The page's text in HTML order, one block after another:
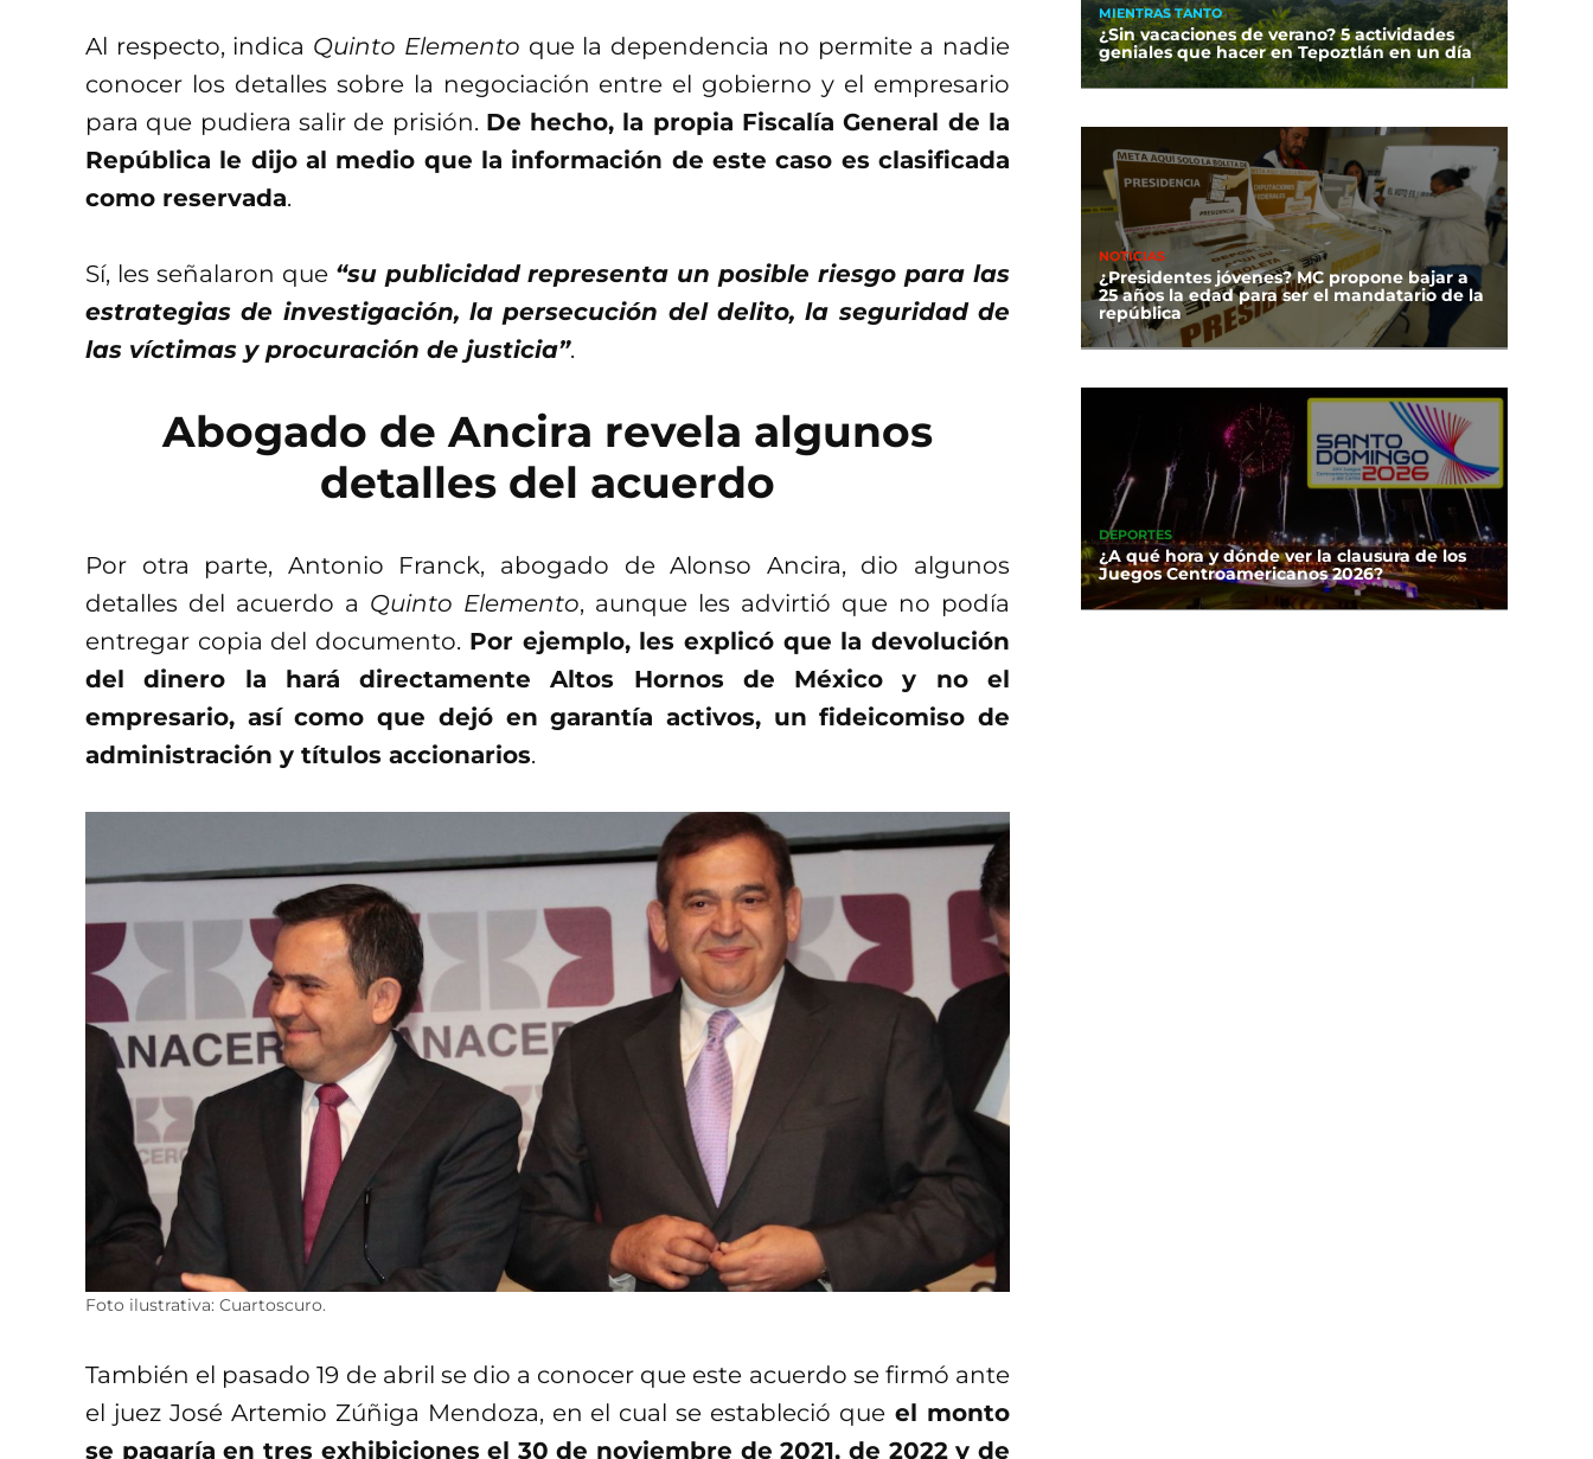
Al respecto, indica Quinto Elemento que la dependencia no permite a nadie
conocer los detalles sobre la negociación entre el gobierno y el empresario
para que pudiera salir de prisión. De hecho, la propia Fiscalía General de la
República le dijo al medio que la información de este caso es clasificada
como reservada.
Sí, les señalaron que “su publicidad representa un posible riesgo para las
estrategias de investigación, la persecución del delito, la seguridad de
las víctimas y procuración de justicia”.
Abogado de Ancira revela algunos
detalles del acuerdo
Por otra parte, Antonio Franck, abogado de Alonso Ancira, dio algunos
detalles del acuerdo a Quinto Elemento, aunque les advirtió que no podía
entregar copia del documento. Por ejemplo, les explicó que la devolución
del dinero la hará directamente Altos Hornos de México y no el
empresario, así como que dejó en garantía activos, un fideicomiso de
administración y títulos accionarios.
Foto ilustrativa: Cuartoscuro.
También el pasado 19 de abril se dio a conocer que este acuerdo se firmó ante
el juez José Artemio Zúñiga Mendoza, en el cual se estableció que el monto
se pagaría en tres exhibiciones el 30 de noviembre de 2021, de 2022 y de
MIENTRAS TANTO
¿Sin vacaciones de verano? 5 actividades
geniales que hacer en Tepoztlán en un día
NOTICIAS
¿Presidentes jóvenes? MC propone bajar a
25 años la edad para ser el mandatario de la
república
DEPORTES
¿A qué hora y dónde ver la clausura de los
Juegos Centroamericanos 2026?